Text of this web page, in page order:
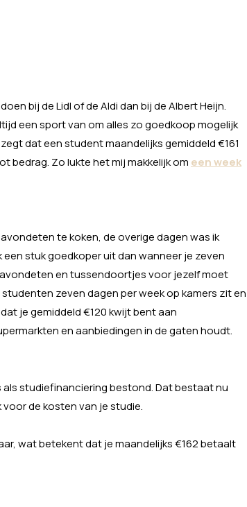
bij de Lidl of de Aldi dan bij de Albert Heijn.
een sport van om alles zo goedkoop mogelijk
zegt dat een student maandelijks gemiddeld €161
bedrag. Zo lukte het mij makkelijk om een week
te koken, de overige dagen was ik
stuk goedkoper uit dan wanneer je zeven
en tussendoortjes voor jezelf moet
zeven dagen per week op kamers zit en
je gemiddeld €120 kwijt bent aan
en aanbiedingen in de gaten houdt.
studiefinanciering bestond. Dat bestaat nu
de kosten van je studie.
wat betekent dat je maandelijks €162 betaalt